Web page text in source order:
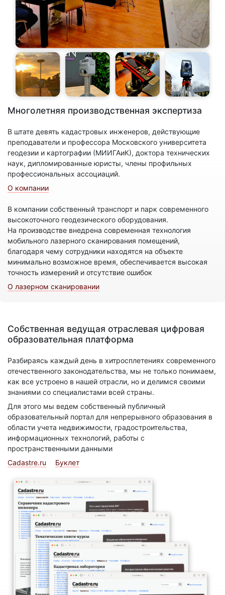
Многолетняя производственная экспертиза
В штате девять кадастровых инженеров, действующие
преподаватели и профессора Московского университета
геодезии и картографии (МИИГАиК), доктора технических
наук, дипломированные юристы, члены профильных
профессиональных ассоциаций.
О компании
В компании собственный транспорт и парк современного
высокоточного геодезического оборудования.
На производстве внедрена современная технология
мобильного лазерного сканирования помещений,
благодаря чему сотрудники находятся на объекте
минимально возможное время, обеспечивается высокая
точность измерений и отсутствие ошибок
О лазерном сканировании
Собственная ведущая отраслевая цифровая
образовательная платформа
Разбираясь каждый день в хитросплетениях современного
отечественного законодательства, мы не только понимаем,
как все устроено в нашей отрасли, но и делимся своими
знаниями со специалистами всей страны.
Для этого мы ведем собственный публичный
образовательный портал для непрерывного образования в
области учета недвижимости, градостроительства,
информационных технологий, работы с
пространственными данными
Cadastre.ru
Буклет